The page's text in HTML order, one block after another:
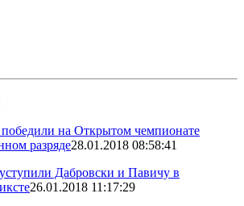
на Открытом чемпионате
разряде28.01.2018 08:58:41
Дабровски и Павичу в
26.01.2018 11:17:29